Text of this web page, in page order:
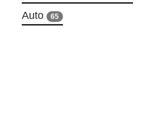
Auto 65